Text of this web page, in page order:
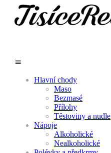
Hlavní chody
Maso
Bezmasé
Přílohy
Těstoviny a nudle
Nápoje
Alkoholické
Nealkoholické